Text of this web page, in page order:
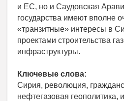
и ЕС, но и Саудовская
государства имеют вполне
«транзитные» интересы в
проектами строительства
инфраструктуры.
Ключевые слова:
Сирия, революция,
нефтегазовая геополитика,